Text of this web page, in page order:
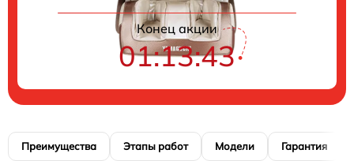
Конец акции
01:13:42
Преимущества Этапы работ Модели Гарантия